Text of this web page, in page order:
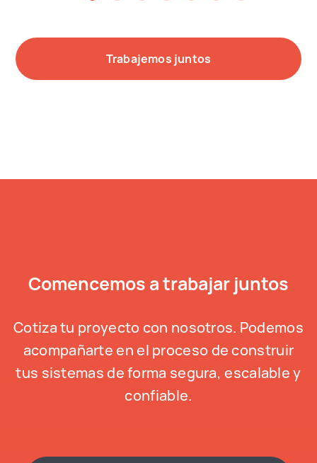
Trabajemos juntos
Comencemos a trabajar juntos
Cotiza tu proyecto con nosotros. Podemos
acompañarte en el proceso de construir
tus sistemas de forma segura, escalable y
confiable.